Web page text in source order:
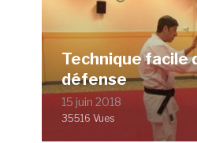
Technique facile
défense
15 juin 2018
35516 Vues